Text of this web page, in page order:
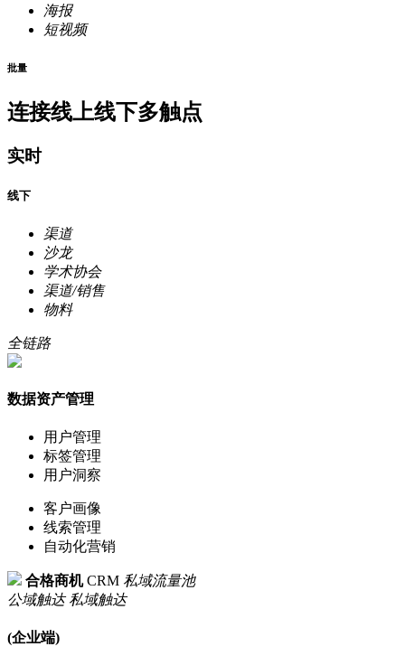
海报
短视频
批量
连接线上线下多触点
实时
线下
渠道
沙龙
学术协会
渠道/销售
物料
全链路
数据资产管理
用户管理
标签管理
用户洞察
客户画像
线索管理
自动化营销
合格商机 CRM 私域流量池
公域触达 私域触达
(企业端)